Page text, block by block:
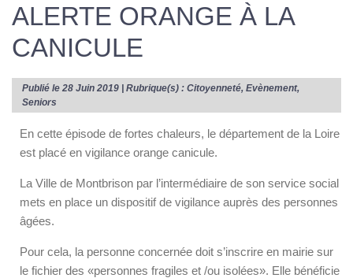
ALERTE ORANGE À LA
CANICULE
Publié le 28 Juin 2019 | Rubrique(s) : Citoyenneté, Evènement,
Seniors
En cette épisode de fortes chaleurs, le département de la Loire
est placé en vigilance orange canicule.
La Ville de Montbrison par l’intermédiaire de son service social
mets en place un dispositif de vigilance auprès des personnes
âgées.
Pour cela, la personne concernée doit s’inscrire en mairie sur
le fichier des «personnes fragiles et /ou isolées». Elle bénéficie